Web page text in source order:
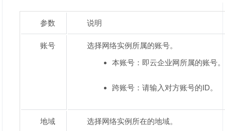
参数 说明
账号
选择网络实例所属的账号。
本账号：即云企业网所属的账号。
跨账号：请输入对方账号的ID。
地域 选择网络实例所在的地域。